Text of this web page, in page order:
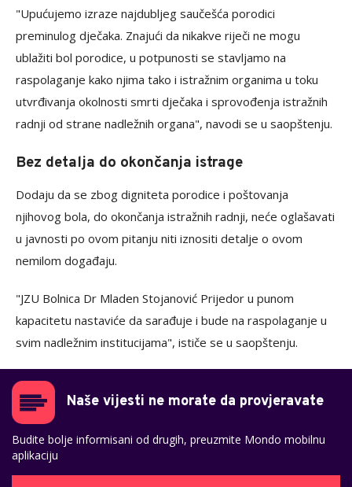
"Upućujemo izraze najdubljeg saučešća porodici
preminulog dječaka. Znajući da nikakve riječi ne mogu
ublažiti bol porodice, u potpunosti se stavljamo na
raspolaganje kako njima tako i istražnim organima u toku
utvrđivanja okolnosti smrti dječaka i sprovođenja istražnih
radnji od strane nadležnih organa", navodi se u saopštenju.
Bez detalja do okončanja istrage
Dodaju da se zbog digniteta porodice i poštovanja
njihovog bola, do okončanja istražnih radnji, neće oglašavati
u javnosti po ovom pitanju niti iznositi detalje o ovom
nemilom događaju.
"JZU Bolnica Dr Mladen Stojanović Prijedor u punom
kapacitetu nastaviće da sarađuje i bude na raspolaganje u
svim nadležnim institucijama", ističe se u saopštenju.
Naše vijesti ne morate da provjeravate
Budite bolje informisani od drugih, preuzmite Mondo mobilnu
aplikaciju